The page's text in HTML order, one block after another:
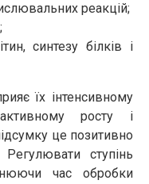
реакцій;
синтезу білків і
їх інтенсивному
росту і
це позитивно
ступінь
час обробки